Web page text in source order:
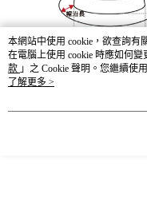
本網站中使用 cookie，欲查詢有
在電腦上使用 cookie 時應如何
款 」之 Cookie 聲明。您繼續使
之 Cookie 聲明使用 cookie。
了解更多 >